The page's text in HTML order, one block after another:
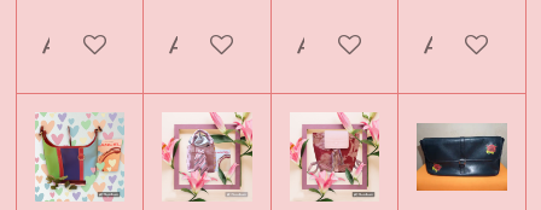
Ajouter au panierAjouter au panierAjouter au panier
Ajouter